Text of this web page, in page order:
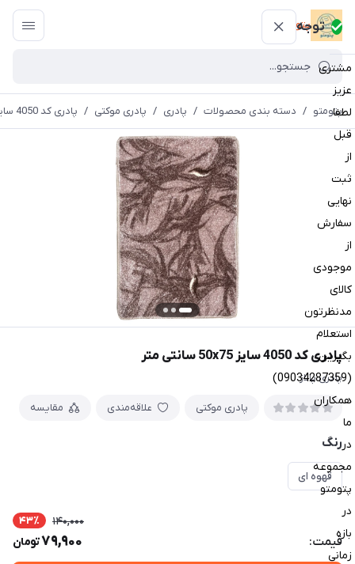
توجه
مشتری
عزیز
لطفا
قبل
از
ثبت
نهایی
سفارش
از
موجودی
کالای
مدنظرتون
استعلام
بگیرین
(09034287359)
همکاران
ما
در
مجموعه
پتومتو
در
بازه
زمانی
پتومتو
پتومتو / دسته بندی محصولات / پادری / پادری موکتی / پادری کد 4050 سایز 50x75 سانتی متر
پادری کد 4050 سایز 50x75 سانتی متر
پادری پالاز
پادری موکتی علاقه‌مندی مقایسه
رنگ
قهوه ای
قیمت:
140,000 43٪
79,900تومان